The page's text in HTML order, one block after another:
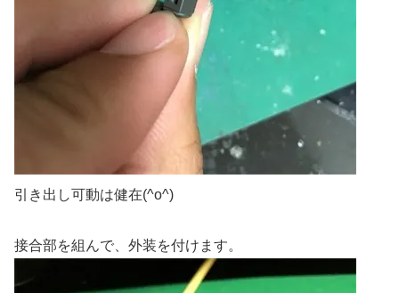
引き出し可動は健在(^o^)
接合部を組んで、外装を付けます。